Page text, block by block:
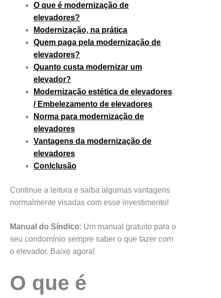
O que é modernização de
elevadores?
Modernização, na prática
Quem paga pela modernização de
elevadores?
Quanto custa modernizar um
elevador?
Modernização estética de elevadores
/ Embelezamento de elevadores
Norma para modernização de
elevadores
Vantagens da modernização de
elevadores
Conlclusão
Continue a leitura e saiba algumas vantagens
normalmente visadas com esse investimento!
Manual do Síndico: Um manual gratuito para o
seu condomínio sempre saber o que fazer com
o elevador. Baixe agora!
O que é